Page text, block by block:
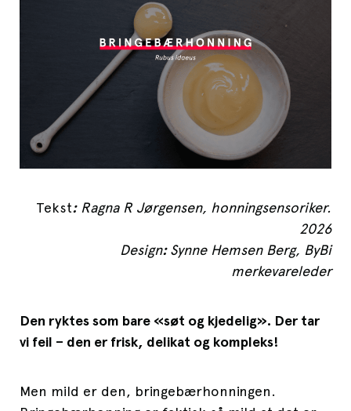
Tekst:Ragna R Jørgensen, honningsensoriker.
2026
Design:Synne Hemsen Berg, ByBi
merkevareleder
Den ryktes som bare «søt og kjedelig». Der tar
vi feil – den er frisk, delikat og kompleks!
Men mild er den, bringebærhonningen.